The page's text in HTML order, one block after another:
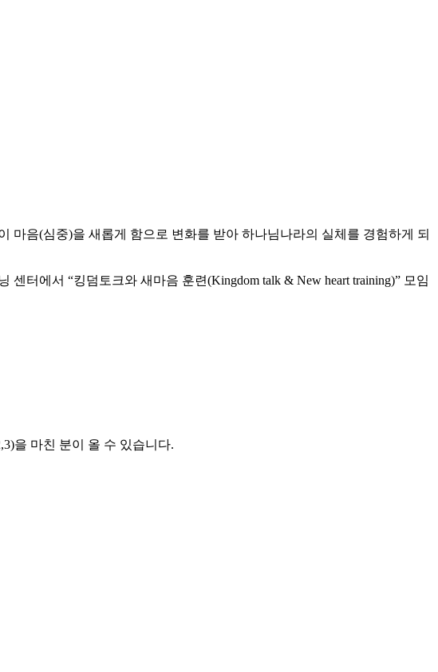
음(심중)을 새롭게 함으로 변화를 받아 하나님나라의 실체를 경험하게 되
터에서 “킹덤토크와 새마음 훈련(Kingdom talk & New heart training)” 모임
을 마친 분이 올 수 있습니다.